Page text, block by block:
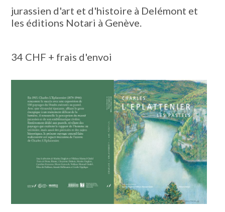
jurassien d'art et d'histoire à Delémont et
les éditions Notari à Genève.
34 CHF + frais d'envoi